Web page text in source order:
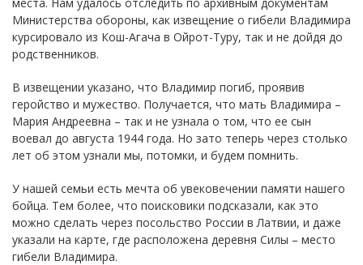
Министерства обороны, как извещение о гибели Владимира
курсировало из Кош-Агача в Ойрот-Туру, так и не дойдя до
родственников.
В извещении указано, что Владимир погиб, проявив
геройство и мужество. Получается, что мать Владимира –
Мария Андреевна – так и не узнала о том, что ее сын
воевал до августа 1944 года. Но зато теперь через столько
лет об этом узнали мы, потомки, и будем помнить.
У нашей семьи есть мечта об увековечении памяти нашего
бойца. Тем более, что поисковики подсказали, как это
можно сделать через посольство России в Латвии, и даже
указали на карте, где расположена деревня Силы – место
гибели Владимира.